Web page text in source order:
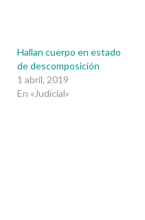
Hallan cuerpo en estado
de descomposición
1 abril, 2019
En «Judicial»